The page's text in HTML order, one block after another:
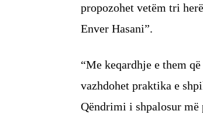
propozohet vetëm tri
Enver Hasani”.
“Me keqardhje e them
vazhdohet praktika e
Qëndrimi i shpalosur më